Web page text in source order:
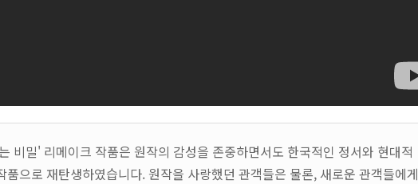
비밀' 리메이크 작품은 원작의 감성을 존중하면서도 한국적인 정서와 현대적
품으로 재탄생하였습니다. 원작을 사랑했던 관객들은 물론, 새로운 관객들에게